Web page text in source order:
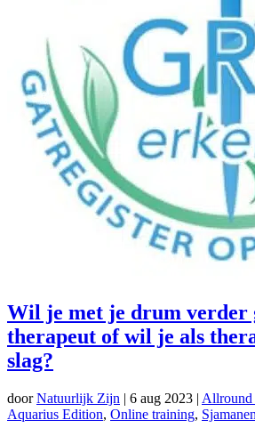
Wil je met je drum verder
therapeut of wil je als
slag?
doorNatuurlijk Zijn | 6 aug 2023 | Allround
Aquarius Edition, Online training,